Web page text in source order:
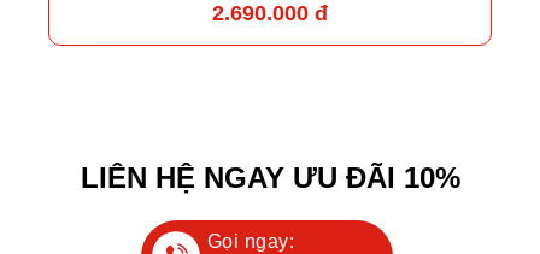
2.690.000 đ
LIÊN HỆ NGAY ƯU ĐÃI 10%
Gọi ngay: